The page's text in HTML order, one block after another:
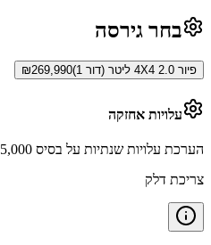
בחר גירסה
פיור 4X4 2.0 ליטר (דור 1) ₪269,990
עלויות אחזקה
הערכת עלויות שנתיות על בסיס 15,000 ק״מ בשנה
צריכת דלק